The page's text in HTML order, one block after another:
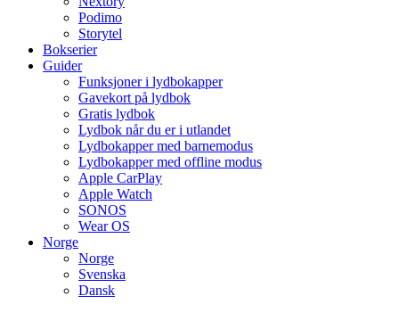
Podimo
Storytel
Bokserier
Guider
Funksjoner i lydbokapper
Gavekort på lydbok
Gratis lydbok
Lydbok når du er i utlandet
Lydbokapper med barnemodus
Lydbokapper med offline modus
Apple CarPlay
Apple Watch
SONOS
Wear OS
Norge
Norge
Svenska
Dansk